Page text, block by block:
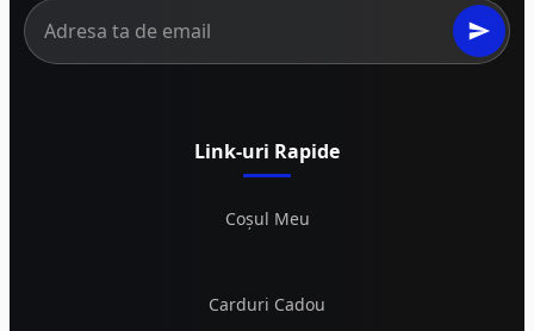
Link-uri Rapide
Coșul Meu
Carduri Cadou